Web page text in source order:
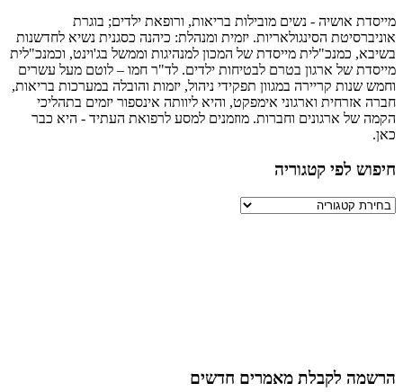
אושיה - נשים מובילות בריאות, ורופאת ילדים; בוגרת
הסינגולאריות. יזמית ומנהלת: כיהנה כסגנית נשיא לחדשנות
כמנכ"לית מייסדת של המכון למנהיגות וממשל בג'וינט, וכמנכ"לית
של ארגון בטרם לבטיחות ילדים. לד"ר חמו – לוטם מעל עשרים
קריירה במגוון תפקידי ניהול, יזמות והובלה במערכות בריאות,
וארגוני אימפקט, והיא ליוותה אינספור יזמים בתהליכי
של ארגונים וחברות. מוזמנים למסע לרפואת העתיד - היא כבר
לפי קטגוריה
לקבלת מאמרים חדשים